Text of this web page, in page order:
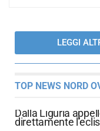
LEGGI
TOP NEWS NORD
Dalla Liguria
direttamente